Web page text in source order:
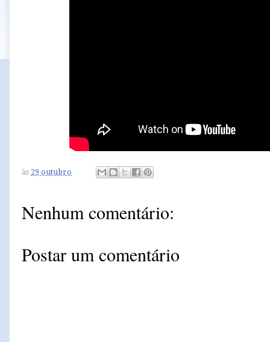
às 29 outubro
Nenhum comentário:
Postar um comentário